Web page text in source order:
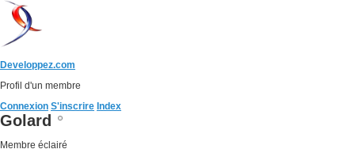
Developpez.com
Profil d'un membre
Connexion S'inscrire Index
Golard
Membre éclairé